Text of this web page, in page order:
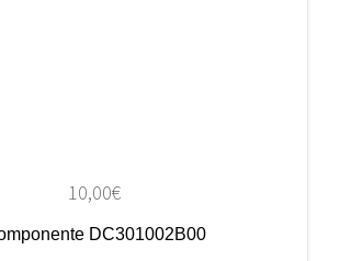
10,00€
DC301002B00